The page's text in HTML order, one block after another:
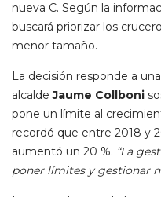
nueva C. Según la
buscará priorizar los
menor tamaño.
La decisión responde a
alcaldeJaume Collboni
pone un límite al
recordó que entre 2018 y
aumentó un 20 %. “La
poner límites y gestionar